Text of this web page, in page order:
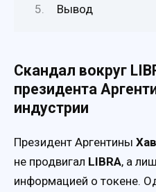
Вывод
Скандал вокруг
президента
индустрии
Президент Аргентины
не продвигал LIBRA, а
информацией о токене.